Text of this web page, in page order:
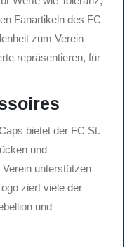
Fanartikeln des FC
zum Verein
repräsentieren, für
bietet der FC St.
und
unterstützen
ziert viele der
und